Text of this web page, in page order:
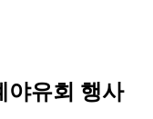
야유회 행사